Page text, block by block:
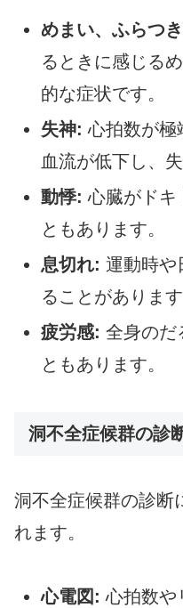
めまい、ふらつ
るときに感じる
的な症状です。
失神: 心拍数が極
血流が低下し、
動悸: 心臓がドキ
ともあります。
息切れ: 運動時や
ることがあります
疲労感: 全身のだ
ともあります。
洞不全症候群の診
洞不全症候群の診断
れます。
心電図: 心拍数や